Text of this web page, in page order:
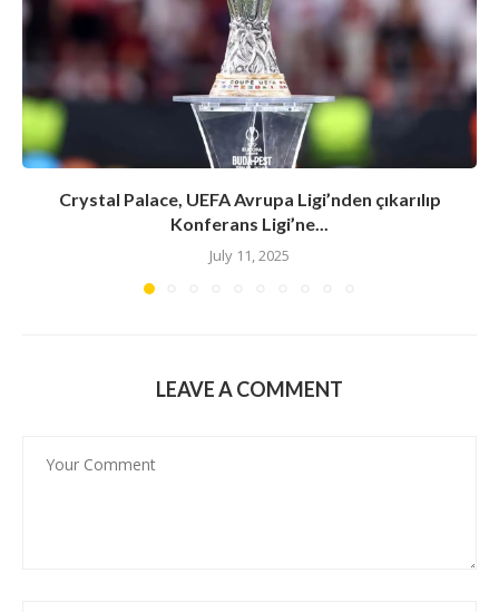
Crystal Palace, UEFA Avrupa Ligi’nden çıkarılıp
Konferans Ligi’ne...
July 11, 2025
LEAVE A COMMENT